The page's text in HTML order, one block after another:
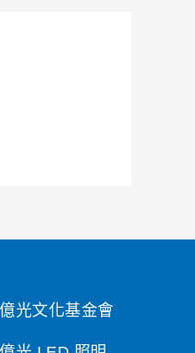
億光文化基金會